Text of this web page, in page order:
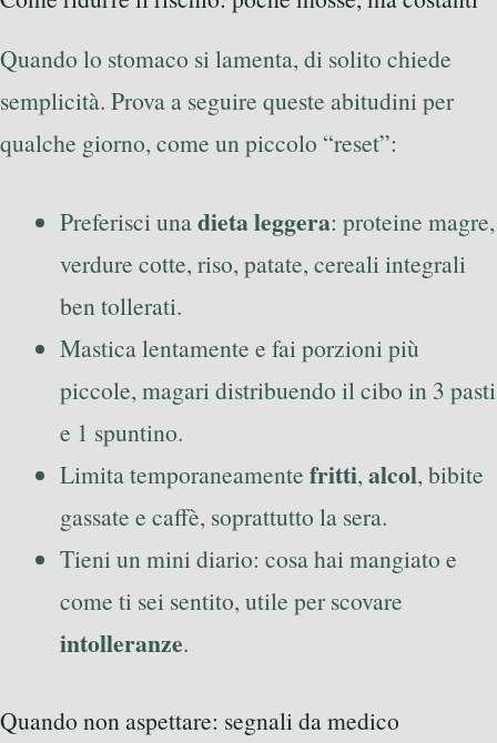
Quando lo stomaco si lamenta, di solito chiede
semplicità. Prova a seguire queste abitudini per
qualche giorno, come un piccolo “reset”:
Preferisci unadieta leggera: proteine magre,
verdure cotte, riso, patate, cereali integrali
ben tollerati.
Mastica lentamente e fai porzioni più
piccole, magari distribuendo il cibo in 3 pasti
e 1 spuntino.
Limita temporaneamente fritti, alcol, bibite
gassate e caffè, soprattutto la sera.
Tieni un mini diario: cosa hai mangiato e
come ti sei sentito, utile per scovare
intolleranze.
Quando non aspettare: segnali da medico